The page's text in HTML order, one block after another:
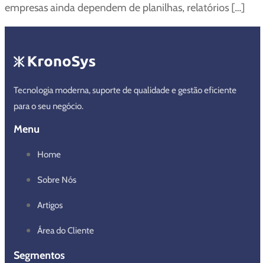
empresas ainda dependem de planilhas, relatórios […]
Tecnologia moderna, suporte de qualidade e gestão eficiente
para o seu negócio.
Menu
Home
Sobre Nós
Artigos
Área do Cliente
Segmentos